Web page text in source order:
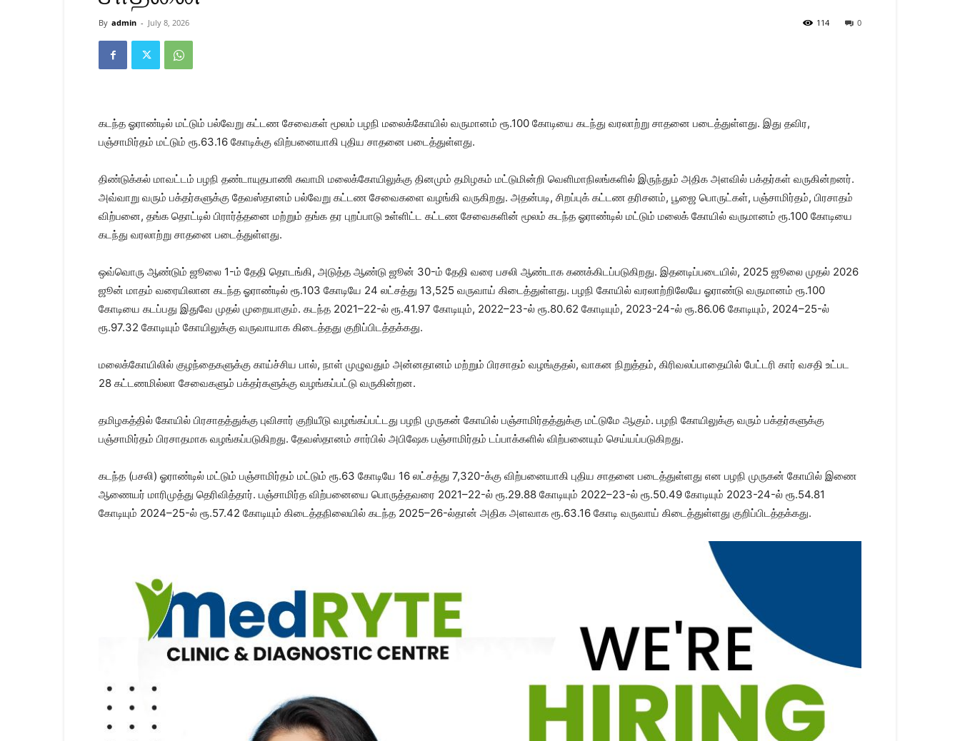
News
By admin - July 8, 2026 0
114
கடந்த ஓராண்டில் மட்டும் பல்வேறு கட்டண சேவைகள் மூலம் பழநி மலைக்கோயில் வருமானம் ரூ.100 கோடியை கடந்து வரலாற்று சாதனை படைத்துள்ளது. இது தவிர,
பஞ்சாமிர்தம் மட்டும் ரூ.63.16 கோடிக்கு விற்பனையாகி புதிய சாதனை படைத்துள்ளது.
திண்டுக்கல் மாவட்டம் பழநி தண்டாயுதபாணி சுவாமி மலைக்கோயிலுக்கு தினமும் தமிழகம் மட்டுமின்றி வெளிமாநிலங்களில் இருந்தும் அதிக அளவில் பக்தர்கள் வருகின்றனர்.
அவ்வாறு வரும் பக்தர்களுக்கு தேவஸ்தானம் பல்வேறு கட்டண சேவைகளை வழங்கி வருகிறது. அதன்படி, சிறப்புக் கட்டண தரிசனம், பூஜை பொருட்கள், பஞ்சாமிர்தம், பிரசாதம்
விற்பனை, தங்க தொட்டில் பிரார்த்தனை மற்றும் தங்க தர புறப்பாடு உள்ளிட்ட கட்டண சேவைகளின் மூலம் கடந்த ஓராண்டில் மட்டும் மலைக் கோயில் வருமானம் ரூ.100 கோடியை
கடந்து வரலாற்று சாதனை படைத்துள்ளது.
ஒவ்வொரு ஆண்டும் ஜூலை 1-ம் தேதி தொடங்கி, அடுத்த ஆண்டு ஜூன் 30-ம் தேதி வரை பசலி ஆண்டாக கணக்கிடப்படுகிறது. இதனடிப்படையில், 2025 ஜூலை முதல் 2026
ஜூன் மாதம் வரையிலான கடந்த ஓராண்டில் ரூ.103 கோடியே 24 லட்சத்து 13,525 வருவாய் கிடைத்துள்ளது. பழநி கோயில் வரலாற்றிலேயே ஓராண்டு வருமானம் ரூ.100
கோடியை கடப்பது இதுவே முதல் முறையாகும். கடந்த 2021–22-ல் ரூ.41.97 கோடியும், 2022–23-ல் ரூ.80.62 கோடியும், 2023-24-ல் ரூ.86.06 கோடியும், 2024–25-ல்
ரூ.97.32 கோடியும் கோயிலுக்கு வருவாயாக கிடைத்தது குறிப்பிடத்தக்கது.
மலைக்கோயிலில் குழந்தைகளுக்கு காய்ச்சிய பால், நாள் முழுவதும் அன்னதானம் மற்றும் பிரசாதம் வழங்குதல், வாகன நிறுத்தம், கிரிவலப்பாதையில் பேட்டரி கார் வசதி உட்பட
28 கட்டணமில்லா சேவைகளும் பக்தர்களுக்கு வழங்கப்பட்டு வருகின்றன.
தமிழகத்தில் கோயில் பிரசாதத்துக்கு புவிசார் குறியீடு வழங்கப்பட்டது பழநி முருகன் கோயில் பஞ்சாமிர்தத்துக்கு மட்டுமே ஆகும். பழநி கோயிலுக்கு வரும் பக்தர்களுக்கு
பஞ்சாமிர்தம் பிரசாதமாக வழங்கப்படுகிறது. தேவஸ்தானம் சார்பில் அபிஷேக பஞ்சாமிர்தம் டப்பாக்களில் விற்பனையும் செய்யப்படுகிறது.
கடந்த (பசலி) ஓராண்டில் மட்டும் பஞ்சாமிர்தம் மட்டும் ரூ.63 கோடியே 16 லட்சத்து 7,320-க்கு விற்பனையாகி புதிய சாதனை படைத்துள்ளது என பழநி முருகன் கோயில் இணை
ஆணையர் மாரிமுத்து தெரிவித்தார். பஞ்சாமிர்த விற்பனையை பொருத்தவரை 2021–22-ல் ரூ.29.88 கோடியும் 2022–23-ல் ரூ.50.49 கோடியும் 2023-24-ல் ரூ.54.81
கோடியும் 2024–25-ல் ரூ.57.42 கோடியும் கிடைத்தநிலையில் கடந்த 2025–26-ல்தான் அதிக அளவாக ரூ.63.16 கோடி வருவாய் கிடைத்துள்ளது குறிப்பிடத்தக்கது.